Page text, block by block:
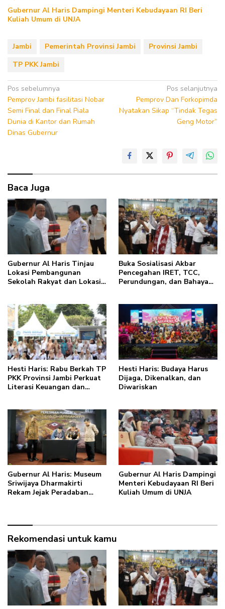
Gubernur Al Haris Dampingi Menteri Kebudayaan RI Beri
Kuliah Umum di UNJA
Jambi Pemerintah Provinsi Jambi
Provinsi Jambi
TP PKK Jambi
Navigasi
pos
Pos sebelumnya
Pemprov Jambi fasilitasi Nobar
Semi Final dan Final Piala
Dunia di Kantor dan Rumah
Dinas Gubernur
Pos selanjutnya
Pemprov Dan Forkopimda
Nyatakan Sikap “Tindak Tegas
Geng Motor”
Baca Juga
Gubernur Al Haris Tinjau
Lokasi Pembangunan
Sekolah Rakyat dan Lokasi
Buka Sosialisasi Akbar
Pencegahan IRET, TCC,
Perundungan, dan Bahaya
anakku bisa jaga diri, 60%
masa depan sudah ada di
tangan”
Hesti Haris: Rabu Berkah TP
PKK Provinsi Jambi Perkuat
Literasi Keuangan dan
Hesti Haris: Budaya Harus
Dijaga, Dikenalkan, dan
Diwariskan
Gubernur Al Haris: Museum
Sriwijaya Dharmakirti
Rekam Jejak Peradaban
Gubernur Al Haris Dampingi
Menteri Kebudayaan RI Beri
Kuliah Umum di UNJA
Rekomendasi untuk kamu